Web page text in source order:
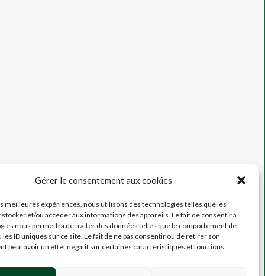
Gérer le consentement aux cookies
meilleures expériences, nous utilisons des technologies telles que les
et/ou accéder aux informations des appareils. Le fait de consentir à
nous permettra de traiter des données telles que le comportement de
les ID uniques sur ce site. Le fait de ne pas consentir ou de retirer son
peut avoir un effet négatif sur certaines caractéristiques et fonctions.